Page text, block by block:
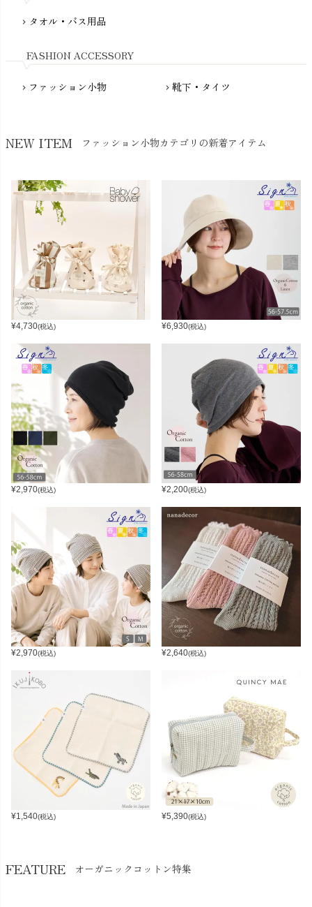
NewNative（ニューネイティブ）
chevron_right タオル・バス用品
FASHION ACCESSORY
chevron_right ファッション小物 chevron_right 靴下・タイツ
NEW ITEM ファッション小物カテゴリの新着アイテム
¥4,730(税込) ¥6,930(税込)
¥2,970(税込) ¥2,200(税込)
¥2,970(税込) ¥2,640(税込)
¥1,540(税込) ¥5,390(税込)
FEATURE オーガニックコットン特集